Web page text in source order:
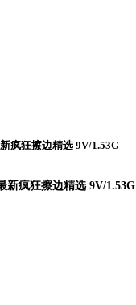
疯狂擦边精选 9V/1.53G
新疯狂擦边精选 9V/1.53G